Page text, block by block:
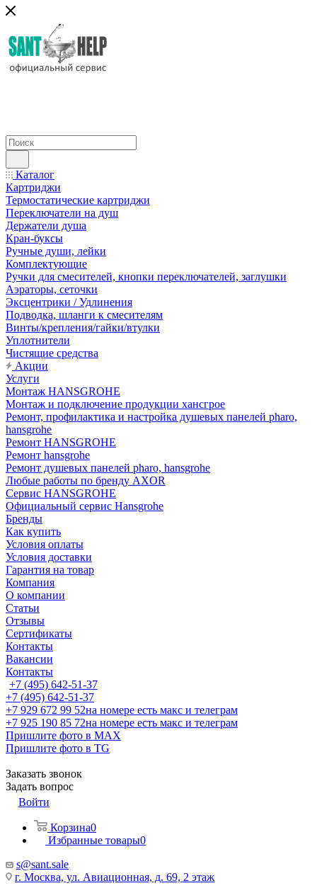
Каталог
Картриджи
Термостатические картриджи
Переключатели на душ
Держатели душа
Кран-буксы
Ручные души, лейки
Комплектующие
Ручки для смесителей, кнопки переключателей, заглушки
Аэраторы, сеточки
Эксцентрики / Удлинения
Подводка, шланги к смесителям
Винты/крепления/гайки/втулки
Уплотнители
Чистящие средства
Акции
Услуги
Монтаж HANSGROHE
Монтаж и подключение продукции хансгрое
Ремонт, профилактика и настройка душевых панелей pharo,
hansgrohe
Ремонт HANSGROHE
Ремонт hansgrohe
Ремонт душевых панелей pharo, hansgrohe
Любые работы по бренду AXOR
Сервис HANSGROHE
Официальный сервис Hansgrohe
Бренды
Как купить
Условия оплаты
Условия доставки
Гарантия на товар
Компания
О компании
Статьи
Отзывы
Сертификаты
Контакты
Вакансии
Контакты
+7 (495) 642-51-37
+7 (495) 642-51-37
+7 929 672 99 52на номере есть макс и телеграм
+7 925 190 85 72на номере есть макс и телеграм
Пришлите фото в MAX
Пришлите фото в TG
Заказать звонок
Задать вопрос
Войти
Корзина0
Избранные товары0
s@sant.sale
г. Москва, ул. Авиационная, д. 69, 2 этаж